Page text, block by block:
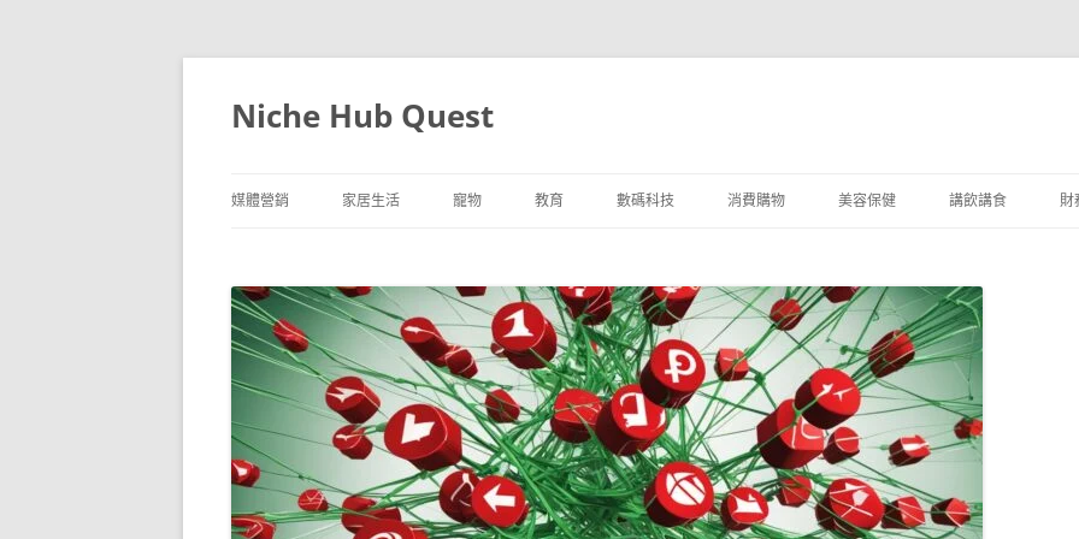
跳
要
內
Niche Hub Quest
媒體營銷 家居生活 寵物 教育 數碼科技 消費購物 美容保健 講飲講食 財